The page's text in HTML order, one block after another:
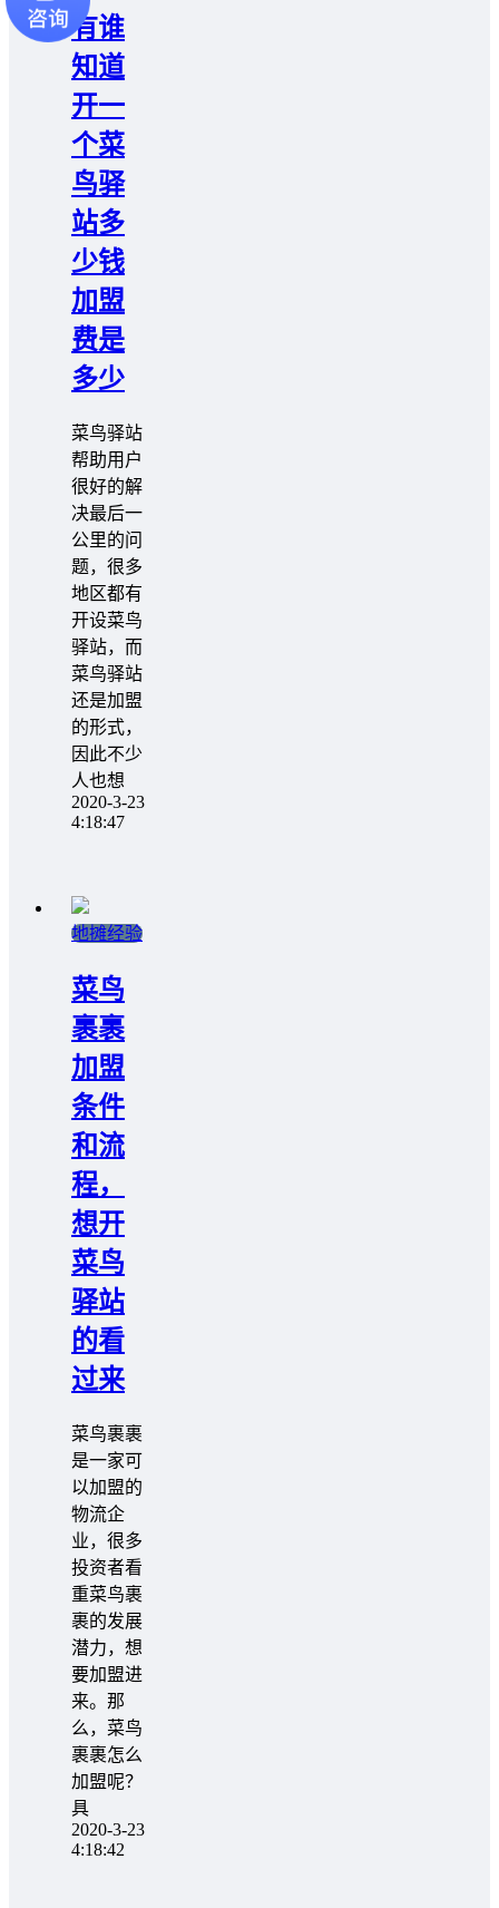
有谁
知道
开一
个菜
鸟驿
站多
少钱
加盟
费是
多少
菜鸟驿站
帮助用户
很好的解
决最后一
公里的问
题，很多
地区都有
开设菜鸟
驿站，而
菜鸟驿站
还是加盟
的形式，
因此不少
人也想
2020-3-23
4:18:47
地摊经验
菜鸟
裹裹
加盟
条件
和流
程，
想开
菜鸟
驿站
的看
过来
菜鸟裹裹
是一家可
以加盟的
物流企
业，很多
投资者看
重菜鸟裹
裹的发展
潜力，想
要加盟进
来。那
么，菜鸟
裹裹怎么
加盟呢？
具
2020-3-23
4:18:42